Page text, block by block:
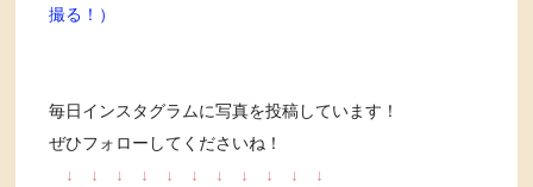
撮る！）
毎日インスタグラムに写真を投稿しています！
ぜひフォローしてくださいね！
↓
↓ ↓ ↓ ↓ ↓ ↓ ↓ ↓ ↓ ↓